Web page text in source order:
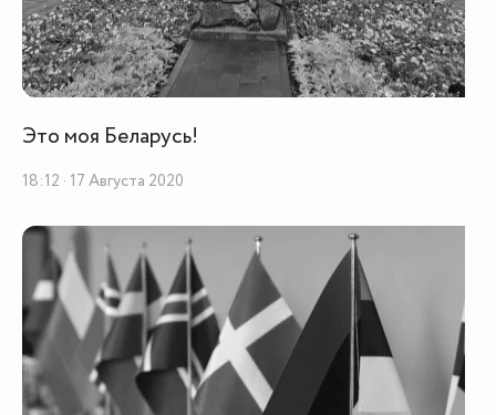
Это моя Беларусь!
18:12 · 17 Августа 2020